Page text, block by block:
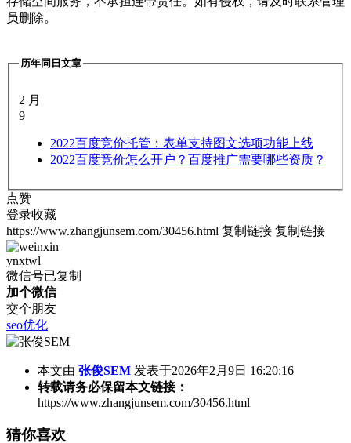
员删除。
历年同日文章
2 月
9
2022百度竞价托管：表单支持图文选项功能上线
2022百度竞价怎么开户？百度推广需要哪些资质？
点赞
登录收藏
https://www.zhangjunsem.com/30456.html 复制链接 复制链接
ynxtwl
微信号已复制
加个微信
交个朋友
seo优化
本文由 张俊SEM 发表于2026年2月9日 16:20:16
转载请务必保留本文链接：
https://www.zhangjunsem.com/30456.html
猜你喜欢